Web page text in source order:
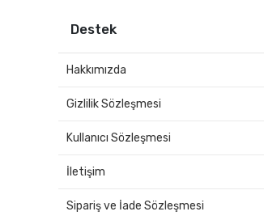
Destek
Hakkımızda
Gizlilik Sözleşmesi
Kullanıcı Sözleşmesi
İletişim
Sipariş ve İade Sözleşmesi